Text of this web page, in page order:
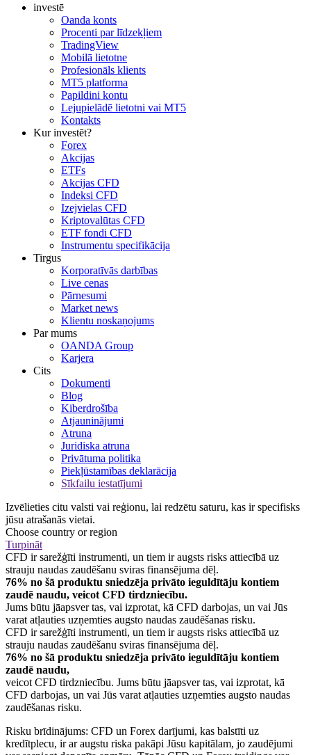
investē
Oanda konts
Procenti par līdzekļiem
TradingView
Mobilā lietotne
Profesionāls klients
MT5 platforma
Papildini kontu
Lejupielādē lietotni vai MT5
Kontakts
Kur investēt?
Forex
Akcijas
ETFs
Akcijas CFD
Indeksi CFD
Izejvielas CFD
Kriptovalūtas CFD
ETF fondi CFD
Instrumentu specifikācija
Tirgus
Korporatīvās darbības
Live cenas
Pārnesumi
Market news
Klientu noskaņojums
Par mums
OANDA Group
Karjera
Cits
Dokumenti
Blog
Kiberdrošība
Atjauninājumi
Atruna
Juridiska atruna
Privātuma politika
Piekļūstamības deklarācija
Sīkfailu iestatījumi
Izvēlieties citu valsti vai reģionu, lai redzētu saturu, kas ir specifisks
jūsu atrašanās vietai.
Choose country or region
Turpināt
CFD ir sarežģīti instrumenti, un tiem ir augsts risks attiecībā uz
strauju naudas zaudēšanu sviras finansējuma dēļ.
76% no šā produktu sniedzēja privāto ieguldītāju kontiem
zaudē naudu, veicot CFD tirdzniecību.
Jums būtu jāapsver tas, vai izprotat, kā CFD darbojas, un vai Jūs
varat atļauties uzņemties augsto naudas zaudēšanas risku.
CFD ir sarežģīti instrumenti, un tiem ir augsts risks attiecībā uz
strauju naudas zaudēšanu sviras finansējuma dēļ.
76% no šā produktu sniedzēja privāto ieguldītāju kontiem
zaudē naudu,
veicot CFD tirdzniecību. Jums būtu jāapsver tas, vai izprotat, kā
CFD darbojas, un vai Jūs varat atļauties uzņemties augsto naudas
zaudēšanas risku.
Risku brīdinājums: CFD un Forex darījumi, kas balstīti uz
kredītplecu, ir ar augstu riska pakāpi Jūsu kapitālam, jo zaudējumi